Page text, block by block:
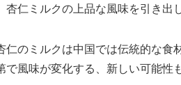
杏仁ミルクの上品な風味を引き出
仁のミルクは中国では伝統的な
で風味が変化する、新しい可能性